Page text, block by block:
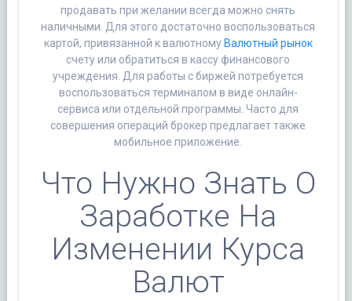
продавать при желании всегда можно снять
наличными. Для этого достаточно воспользоваться
картой, привязанной к валютному Валютный рынок
счету или обратиться в кассу финансового
учреждения. Для работы с биржей потребуется
воспользоваться терминалом в виде онлайн-
сервиса или отдельной программы. Часто для
совершения операций брокер предлагает также
мобильное приложение.
Что Нужно Знать О
Заработке На
Изменении Курса
Валют